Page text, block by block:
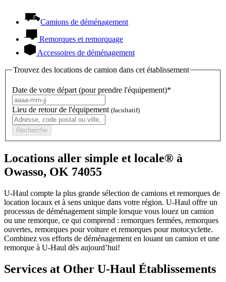
Camions de déménagement
Remorques et remorquage
Accessoires de déménagement
Trouvez des locations de camion dans cet établissement
Date de votre départ (pour prendre l'équipement)*
Lieu de retour de l'équipement (facultatif)
Recherche
Locations aller simple et locale® à
Owasso, OK 74055
U-Haul compte la plus grande sélection de camions et remorques de
location locaux et à sens unique dans votre région. U-Haul offre un
processus de déménagement simple lorsque vous louez un camion
ou une remorque, ce qui comprend : remorques fermées, remorques
ouvertes, remorques pour voiture et remorques pour motocyclette.
Combinez vos efforts de déménagement en louant un camion et une
remorque à U-Haul dès aujourd’hui!
Services at Other U-Haul Établissements